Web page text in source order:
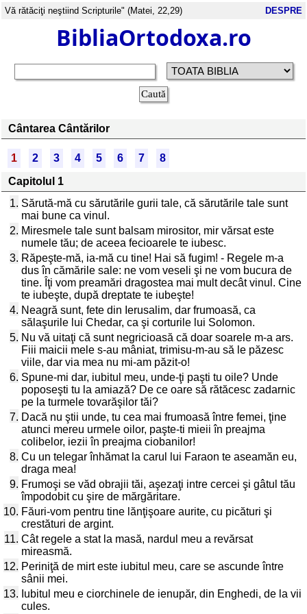
Vă rătăciţi neştiind Scripturile" (Matei, 22,29) DESPRE
BibliaOrtodoxa.ro
Cântarea Cântărilor
1 2 3 4 5 6 7
8
Capitolul 1
1. Sărută-mă cu sărutările gurii tale, că sărutările tale sunt
mai bune ca vinul.
2. Miresmele tale sunt balsam mirositor, mir vărsat este
numele tău; de aceea fecioarele te iubesc.
3. Răpeşte-mă, ia-mă cu tine! Hai să fugim! - Regele m-a
dus în cămările sale: ne vom veseli şi ne vom bucura de
tine. Îţi vom preamări dragostea mai mult decât vinul. Cine
te iubeşte, după dreptate te iubeşte!
4. Neagră sunt, fete din Ierusalim, dar frumoasă, ca
sălaşurile lui Chedar, ca şi corturile lui Solomon.
5. Nu vă uitaţi că sunt negricioasă că doar soarele m-a ars.
Fiii maicii mele s-au mâniat, trimisu-m-au să le păzesc
viile, dar via mea nu mi-am păzit-o!
6. Spune-mi dar, iubitul meu, unde-ţi paşti tu oile? Unde
poposeşti tu la amiază? De ce oare să rătăcesc zadarnic
pe la turmele tovarăşilor tăi?
7. Dacă nu ştii unde, tu cea mai frumoasă între femei, ţine
atunci mereu urmele oilor, paşte-ti mieii în preajma
colibelor, iezii în preajma ciobanilor!
8. Cu un telegar înhămat la carul lui Faraon te aseamăn eu,
draga mea!
9. Frumoşi se văd obrajii tăi, aşezaţi intre cercei şi gâtul tău
împodobit cu şire de mărgăritare.
10. Făuri-vom pentru tine lănţişoare aurite, cu picături şi
crestături de argint.
11. Cât regele a stat la masă, nardul meu a revărsat
mireasmă.
12. Periniţă de mirt este iubitul meu, care se ascunde între
sânii mei.
13. Iubitul meu e ciorchinele de ienupăr, din Enghedi, de la vii
cules.